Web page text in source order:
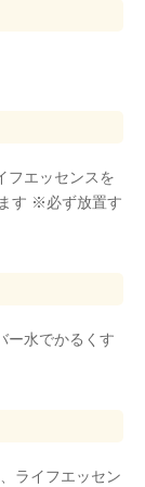
フエッセンスを
す ※必ず放置す
ー水でかるくす
ライフエッセン